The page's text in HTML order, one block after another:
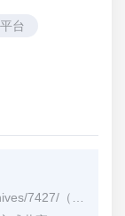
台
7427/ （转载时请注明本文出处及文章链接）